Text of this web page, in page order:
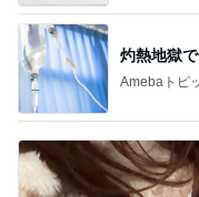
灼熱地獄
Amebaトピ